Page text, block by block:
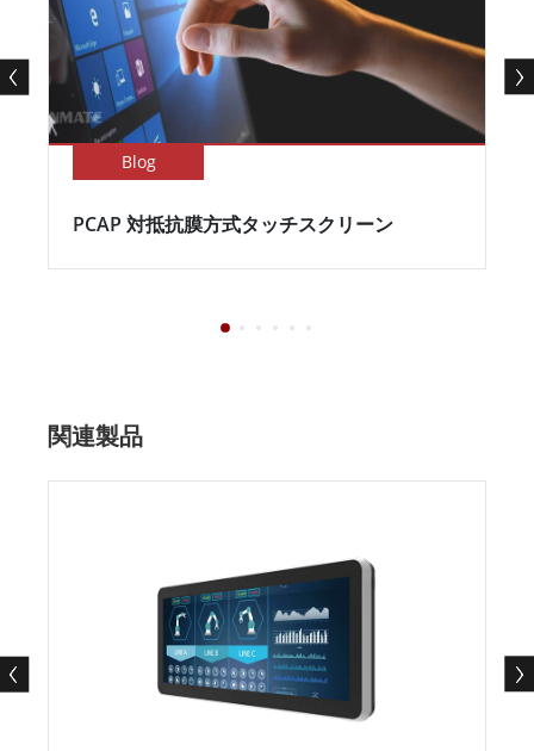
Blog
PCAP 対抵抗膜方式タッチスクリーン
関連製品